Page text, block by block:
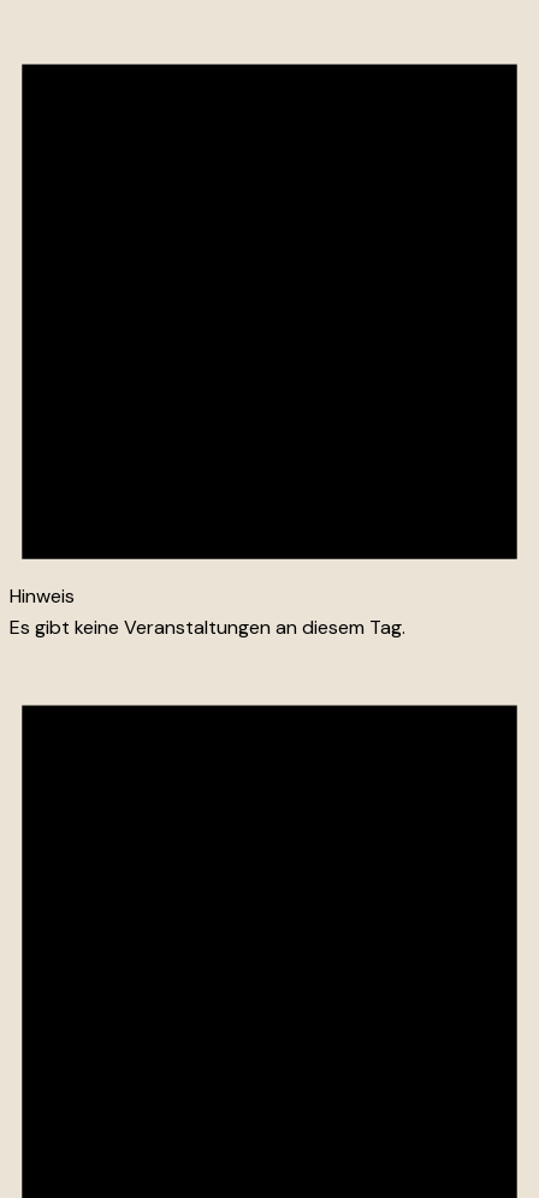
Hinweis
Es gibt keine Veranstaltungen an diesem Tag.